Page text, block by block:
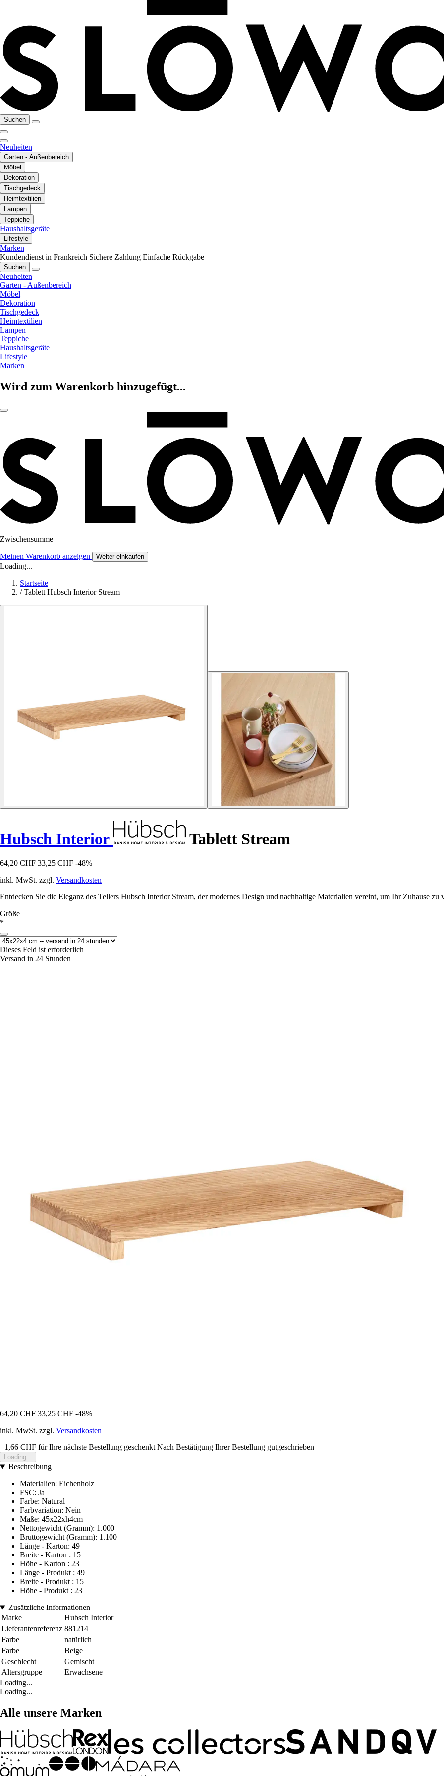
Suchen
Neuheiten
Garten - Außenbereich
Möbel
Dekoration
Tischgedeck
Heimtextilien
Lampen
Teppiche
Haushaltsgeräte
Lifestyle
Marken
Kundendienst in Frankreich Sichere Zahlung Einfache Rückgabe
Suchen
Neuheiten
Garten - Außenbereich
Möbel
Dekoration
Tischgedeck
Heimtextilien
Lampen
Teppiche
Haushaltsgeräte
Lifestyle
Marken
Wird zum Warenkorb hinzugefügt...
Zwischensumme
Meinen Warenkorb anzeigen Weiter einkaufen
Loading...
Startseite
/ Tablett Hubsch Interior Stream
Hubsch Interior Tablett Stream
64,20 CHF 33,25 CHF -48%
inkl. MwSt. zzgl. Versandkosten
Entdecken Sie die Eleganz des Tellers Hubsch Interior Stream, der modernes Design und nachhaltige Materialien vereint, um Ihr Zuhause zu
Größe
*
Dieses Feld ist erforderlich
Versand in 24 Stunden
64,20 CHF 33,25 CHF -48%
inkl. MwSt. zzgl. Versandkosten
+1,66 CHF für Ihre nächste Bestellung geschenkt Nach Bestätigung Ihrer Bestellung gutgeschrieben
Loading...
Beschreibung
Materialien: Eichenholz
FSC: Ja
Farbe: Natural
Farbvariation: Nein
Maße: 45x22xh4cm
Nettogewicht (Gramm): 1.000
Bruttogewicht (Gramm): 1.100
Länge - Karton: 49
Breite - Karton : 15
Höhe - Karton : 23
Länge - Produkt : 49
Breite - Produkt : 15
Höhe - Produkt : 23
Zusätzliche Informationen
Marke
Hubsch Interior
Lieferantenreferenz 881214
Farbe
natürlich
Farbe
Beige
Geschlecht
Gemischt
Altersgruppe
Erwachsene
Loading...
Loading...
Alle unsere Marken